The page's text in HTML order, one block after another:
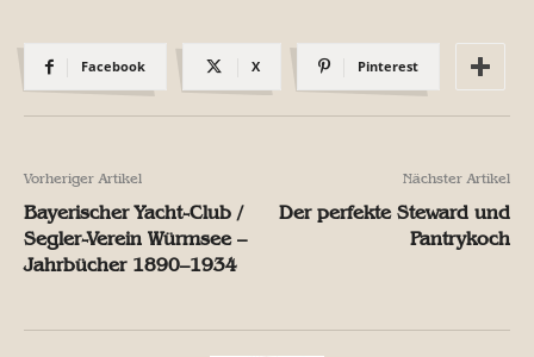
Facebook X Pinterest
Vorheriger Artikel
Bayerischer Yacht-Club /
Segler-Verein Würmsee –
Jahrbücher 1890–1934
Nächster Artikel
Der perfekte Steward und
Pantrykoch